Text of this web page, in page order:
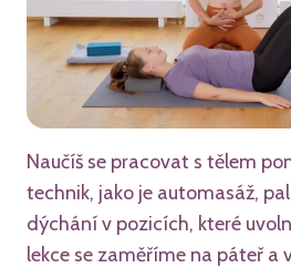
Naučíš se pracovat s tělem
technik, jako je automasáž,
dýchání v pozicích, které
lekce se zaměříme na páteř a